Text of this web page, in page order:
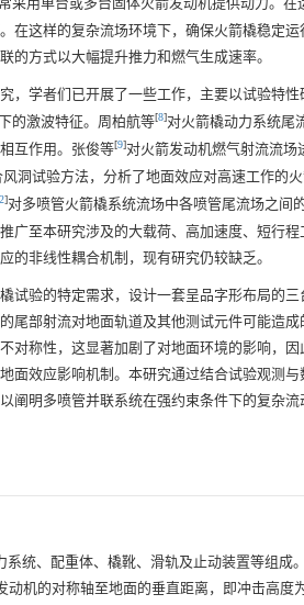
在这样的复杂流场环境下，确保火箭橇稳定
的方式以大幅提升推力和燃气生成速率。
，学者们已开展了一些工作，主要以试验特
的激波特征。周柏航等[8]对火箭橇动力系统尾
互作用。张俊等[9]对火箭发动机燃气射流流
洞试验方法，分析了地面效应对高速工作的
]对多喷管火箭橇系统流场中各喷管尾流场之间
广至本研究涉及的大载荷、高加速度、短行
的非线性耦合机制，现有研究仍较缺乏。
试验的特定需求，设计一套呈品字形布局的
尾部射流对地面轨道及其他测试元件可能造
对称性，这显著加剧了对地面环境的影响，
面效应影响机制。本研究通过结合试验观测
阐明多喷管并联系统在强约束条件下的复杂
统、配重体、橇靴、滑轨及止动装置等组成
机的对称轴至地面的垂直距离，即冲击高度